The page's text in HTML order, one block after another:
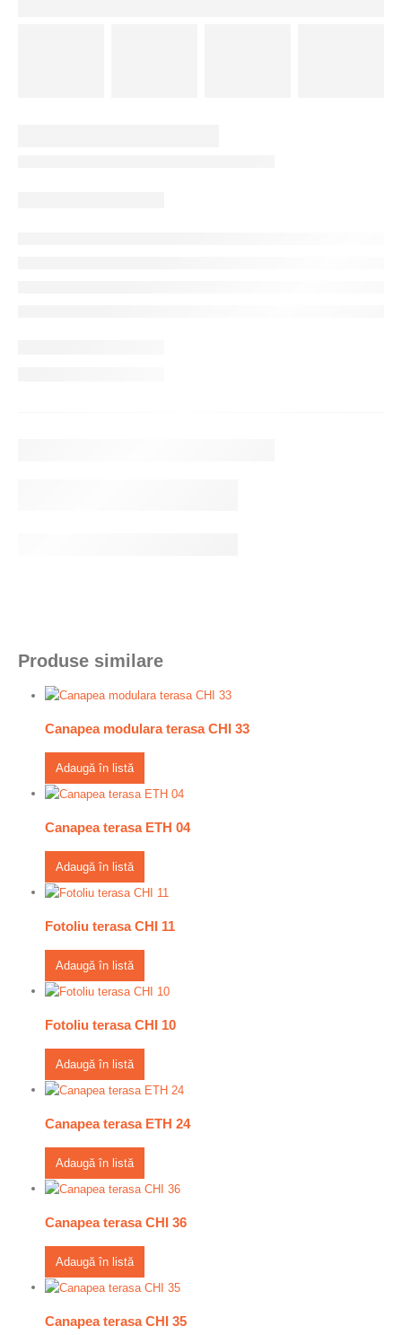
Produse similare
Canapea modulara terasa CHI 33
Adaugă în listă
Canapea terasa ETH 04
Adaugă în listă
Fotoliu terasa CHI 11
Adaugă în listă
Fotoliu terasa CHI 10
Adaugă în listă
Canapea terasa ETH 24
Adaugă în listă
Canapea terasa CHI 36
Adaugă în listă
Canapea terasa CHI 35